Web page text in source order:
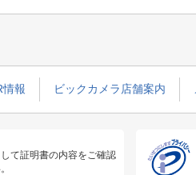
情報 ビックカメラ店舗案内
て証明書の内容をご確認